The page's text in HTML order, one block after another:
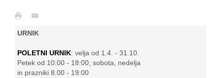
URNIK
POLETNI URNIK: velja od 1.4. - 31.10.
Petek od 10:00 - 18:00; sobota, nedelja
in prazniki 8.00 - 19:00